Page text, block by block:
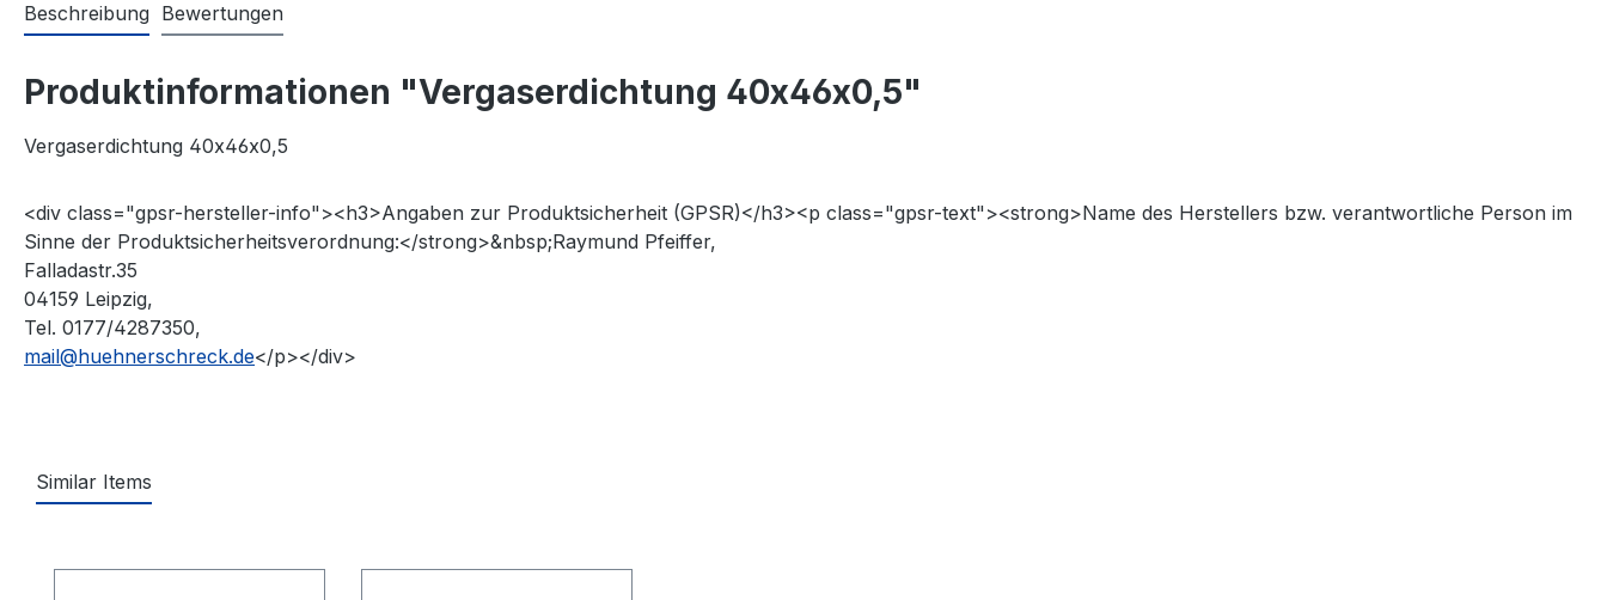
Beschreibung Bewertungen
Produktinformationen "Vergaserdichtung 40x46x0,5"
Vergaserdichtung 40x46x0,5
<div class="gpsr-hersteller-info"><h3>Angaben zur Produktsicherheit (GPSR)</h3><p class="gpsr-text"><strong>Name des Herstellers bzw. verantwortliche Person im
Sinne der Produktsicherheitsverordnung:</strong>&nbsp;Raymund Pfeiffer,
Falladastr.35
04159 Leipzig,
Tel. 0177/4287350,
mail@huehnerschreck.de</p></div>
Similar Items